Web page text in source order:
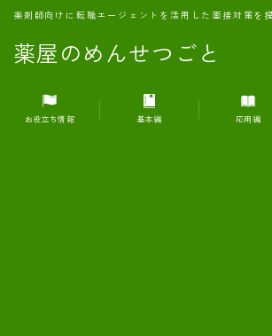
薬屋のめんせつごと
薬剤師向けに転職エージェントを活用した面接対策を
MENU
1.転職エージェントとは何か？
お役立ち情報 基本編 応用編